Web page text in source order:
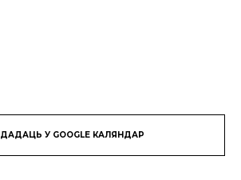
ДАДАЦЬ У GOOGLE КАЛЯНДАР